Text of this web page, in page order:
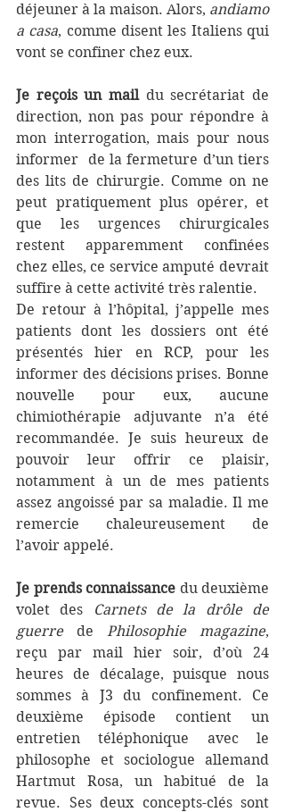
déjeuner à la maison. Alors, andiamo
a casa, comme disent les Italiens qui
vont se confiner chez eux.
Je reçois un mail du secrétariat de
direction, non pas pour répondre à
mon interrogation, mais pour nous
informer  de la fermeture d’un tiers
des lits de chirurgie. Comme on ne
peut pratiquement plus opérer, et
que les urgences chirurgicales
restent apparemment confinées
chez elles, ce service amputé devrait
suffire à cette activité très ralentie.
De retour à l’hôpital, j’appelle mes
patients dont les dossiers ont été
présentés hier en RCP, pour les
informer des décisions prises. Bonne
nouvelle pour eux, aucune
chimiothérapie adjuvante n’a été
recommandée. Je suis heureux de
pouvoir leur offrir ce plaisir,
notamment à un de mes patients
assez angoissé par sa maladie. Il me
remercie chaleureusement de
l’avoir appelé.
Je prends connaissance du deuxième
volet des
Carnets de la drôle de
guerre de Philosophie magazine,
reçu par mail hier soir, d’où 24
heures de décalage, puisque nous
sommes à J3 du confinement. Ce
deuxième épisode contient un
entretien téléphonique avec le
philosophe et sociologue allemand
Hartmut Rosa, un habitué de la
revue. Ses deux concepts-clés sont